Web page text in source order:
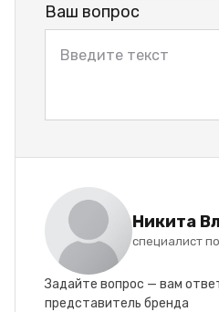
Ваш вопрос
Никита
специалист
Задайте вопрос — вам
представитель бренда